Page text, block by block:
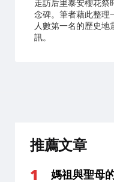
走訪后里泰安櫻花祭
念碑。筆者藉此整理
人數第一名的歷史地
訊。
推薦文章
媽祖與聖母